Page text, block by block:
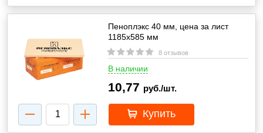
Пеноплэкс 40 мм, цена за лист
1185х585 мм
8 отзывов
В наличии
10,77 руб./шт.
Купить